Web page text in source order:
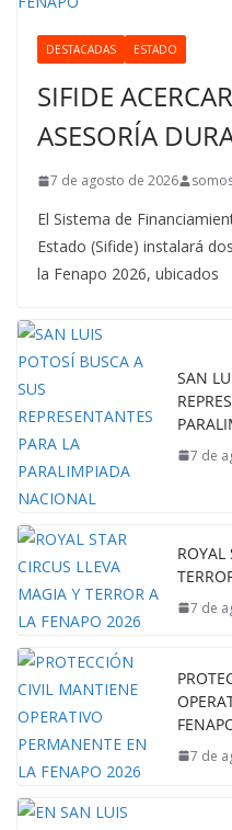
DESTACADAS ESTADO
SIFIDE
ASESORÍA
7 de agosto de 2026
El Sistema de
Estado (Sifide) instalará
la Fenapo 2026, ubicados
SAN
7 de
ROYAL
7 de
7 de